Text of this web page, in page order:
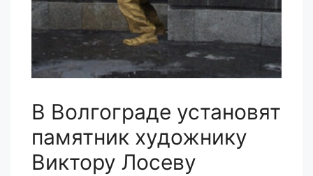
В Волгограде установят
памятник художнику
Виктору Лосеву